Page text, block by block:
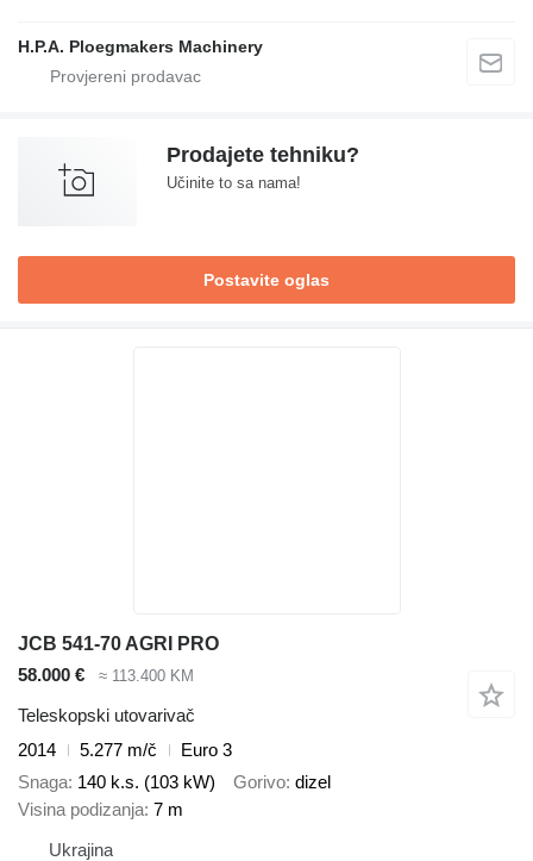
H.P.A. Ploegmakers Machinery
Prodajete tehniku?
Učinite to sa nama!
Postavite oglas
JCB 541-70 AGRI PRO
58.000 €
≈ 113.400 KM
Teleskopski utovarivač
2014
5.277 m/č
Euro 3
Snaga 140 k.s. (103 kW) Gorivo dizel
Visina podizanja 7 m
Ukrajina